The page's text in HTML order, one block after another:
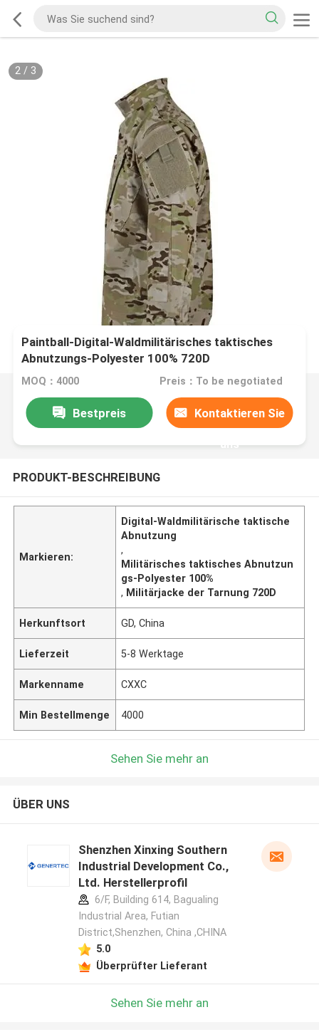
2/ 3
Paintball-Digital-Waldmilitärisches taktisches
Abnutzungs-Polyester 100% 720D
MOQ：4000 Preis：To be negotiated
Bestpreis Kontaktieren Sie
uns
PRODUKT-BESCHREIBUNG
Markieren:
Digital-Waldmilitärische taktische
Abnutzung
,
Militärisches taktisches Abnutzun
gs-Polyester 100%
, Militärjacke der Tarnung 720D
Herkunftsort GD, China
Lieferzeit 5-8 Werktage
Markenname CXXC
Min Bestellmenge 4000
Sehen Sie mehr an
ÜBER UNS
Shenzhen Xinxing Southern
Industrial Development Co.,
Ltd. Herstellerprofil
6/F, Building 614, Bagualing
Industrial Area, Futian
District,Shenzhen, China ,CHINA
5.0
Überprüfter Lieferant
Sehen Sie mehr an